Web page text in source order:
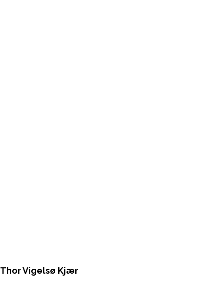
Thor Vigelsø Kjær